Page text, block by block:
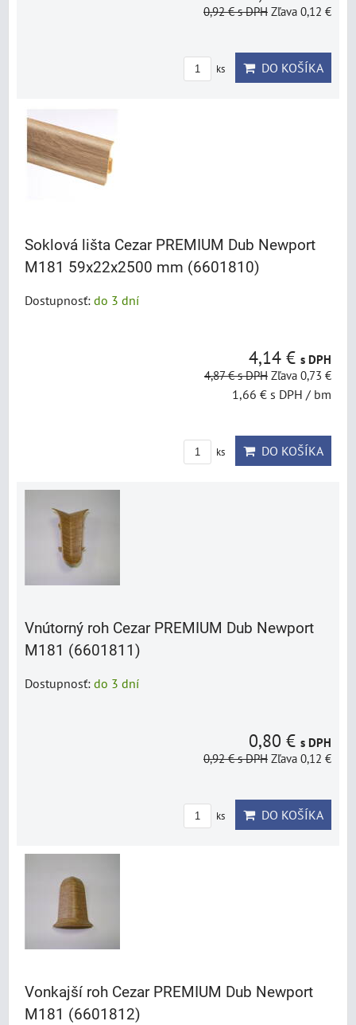
0,92 €s DPH Zľava 0,12 €
ks DO KOŠÍKA
Soklová lišta Cezar PREMIUM Dub Newport
M181 59x22x2500 mm (6601810)
Dostupnosť: do 3 dní
4,14 € s DPH
4,87 €s DPH Zľava 0,73 €
1,66 € s DPH / bm
ks DO KOŠÍKA
Vnútorný roh Cezar PREMIUM Dub Newport
M181 (6601811)
Dostupnosť: do 3 dní
0,80 € s DPH
0,92 €s DPH Zľava 0,12 €
ks DO KOŠÍKA
Vonkajší roh Cezar PREMIUM Dub Newport
M181 (6601812)